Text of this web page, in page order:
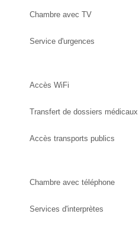
Chambre avec TV
Service d'urgences
Accès WiFi
Transfert de dossiers médicaux
Accès transports publics
Chambre avec téléphone
Services d'interprètes